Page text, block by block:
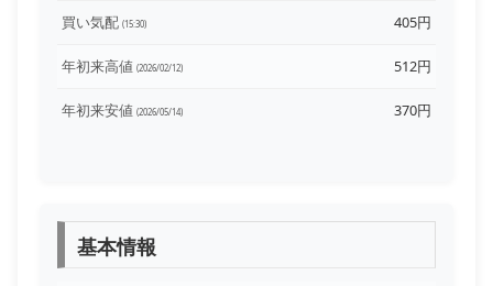
買い気配 (15:30) 405円
年初来高値 (2026/02/12) 512円
年初来安値 (2026/05/14) 370円
基本情報